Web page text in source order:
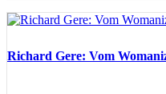
Richard Gere: Vom